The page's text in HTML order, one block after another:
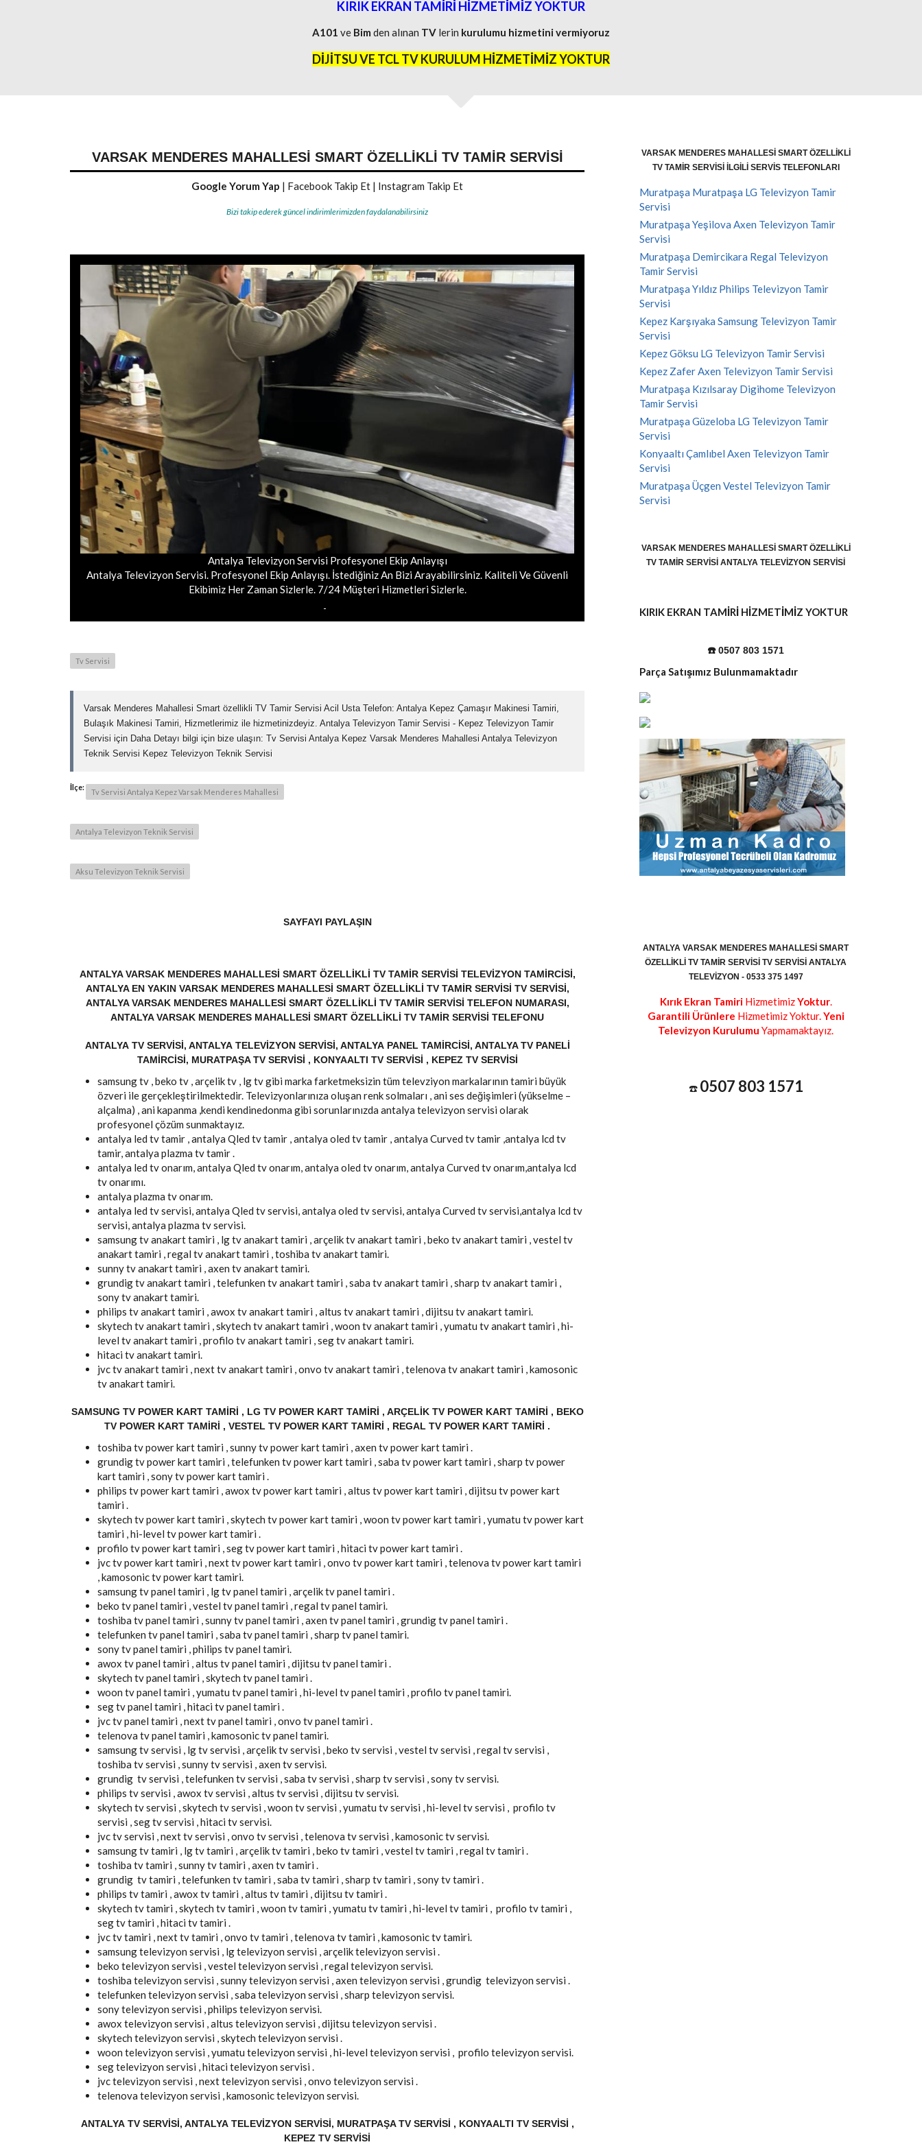
KIRIK EKRAN TAMİRİ HİZMETİMİZ YOKTUR
A101 ve Bim den alınan TV lerin kurulumu hizmetini vermiyoruz
DİJİTSU VE TCL TV KURULUM HİZMETİMİZ YOKTUR
VARSAK MENDERES MAHALLESI SMART ÖZELLIKLI TV TAMIR SERVISI
Google Yorum Yap | Facebook Takip Et | Instagram Takip Et
Bizi takip ederek güncel indirimlerimizden faydalanabilirsiniz
Antalya Televizyon Servisi Profesyonel Ekip Anlayışı
Antalya Televizyon Servisi. Profesyonel Ekip Anlayışı. İstediğiniz An Bizi Arayabilirsiniz. Kaliteli Ve Güvenli
Ekibimiz Her Zaman Sizlerle. 7/24 Müşteri Hizmetleri Sizlerle.
Tv Servisi
Varsak Menderes Mahallesi Smart özellikli TV Tamir Servisi Acil Usta Telefon: Antalya Kepez Çamaşır Makinesi Tamiri,
Bulaşık Makinesi Tamiri, Hizmetlerimiz ile hizmetinizdeyiz. Antalya Televizyon Tamir Servisi - Kepez Televizyon Tamir
Servisi için Daha Detayı bilgi için bize ulaşın: Tv Servisi Antalya Kepez Varsak Menderes Mahallesi Antalya Televizyon
Teknik Servisi Kepez Televizyon Teknik Servisi
İlçe:
Tv Servisi Antalya Kepez Varsak Menderes Mahallesi
Antalya Televizyon Teknik Servisi
Aksu Televizyon Teknik Servisi
SAYFAYI PAYLAŞIN
ANTALYA VARSAK MENDERES MAHALLESI SMART ÖZELLIKLI TV TAMIR SERVISI TELEVIZYON TAMIRCISI,
ANTALYA EN YAKIN VARSAK MENDERES MAHALLESI SMART ÖZELLIKLI TV TAMIR SERVISI TV SERVISI,
ANTALYA VARSAK MENDERES MAHALLESI SMART ÖZELLIKLI TV TAMIR SERVISI TELEFON NUMARASI,
ANTALYA VARSAK MENDERES MAHALLESI SMART ÖZELLIKLI TV TAMIR SERVISI TELEFONU
ANTALYA TV SERVISI, ANTALYA TELEVIZYON SERVISI, ANTALYA PANEL TAMIRCISI, ANTALYA TV PANELI
TAMIRCISI, MURATPAŞA TV SERVISI , KONYAALTI TV SERVISI , KEPEZ TV SERVISI
samsung tv , beko tv , arçelik tv , lg tv gibi marka farketmeksizin tüm televziyon markalarının tamiri büyük
özveri ile gerçekleştirilmektedir. Televizyonlarınıza oluşan renk solmaları , ani ses değişimleri (yükselme –
alçalma) , ani kapanma ,kendi kendinedonma gibi sorunlarınızda antalya televizyon servisi olarak
profesyonel çözüm sunmaktayız.
antalya led tv tamir , antalya Qled tv tamir , antalya oled tv tamir , antalya Curved tv tamir ,antalya lcd tv
tamir, antalya plazma tv tamir .
antalya led tv onarım, antalya Qled tv onarım, antalya oled tv onarım, antalya Curved tv onarım,antalya lcd
tv onarımı.
antalya plazma tv onarım.
antalya led tv servisi, antalya Qled tv servisi, antalya oled tv servisi, antalya Curved tv servisi,antalya lcd tv
servisi, antalya plazma tv servisi.
samsung tv anakart tamiri , lg tv anakart tamiri , arçelik tv anakart tamiri , beko tv anakart tamiri , vestel tv
anakart tamiri , regal tv anakart tamiri , toshiba tv anakart tamiri.
sunny tv anakart tamiri , axen tv anakart tamiri.
grundig tv anakart tamiri , telefunken tv anakart tamiri , saba tv anakart tamiri , sharp tv anakart tamiri ,
sony tv anakart tamiri.
philips tv anakart tamiri , awox tv anakart tamiri , altus tv anakart tamiri , dijitsu tv anakart tamiri.
skytech tv anakart tamiri , skytech tv anakart tamiri , woon tv anakart tamiri , yumatu tv anakart tamiri , hi-
level tv anakart tamiri , profilo tv anakart tamiri , seg tv anakart tamiri.
hitaci tv anakart tamiri.
jvc tv anakart tamiri , next tv anakart tamiri , onvo tv anakart tamiri , telenova tv anakart tamiri , kamosonic
tv anakart tamiri.
SAMSUNG TV POWER KART TAMIRI , LG TV POWER KART TAMIRI , ARÇELIK TV POWER KART TAMIRI , BEKO
TV POWER KART TAMIRI , VESTEL TV POWER KART TAMIRI , REGAL TV POWER KART TAMIRI .
toshiba tv power kart tamiri , sunny tv power kart tamiri , axen tv power kart tamiri .
grundig tv power kart tamiri , telefunken tv power kart tamiri , saba tv power kart tamiri , sharp tv power
kart tamiri , sony tv power kart tamiri .
philips tv power kart tamiri , awox tv power kart tamiri , altus tv power kart tamiri , dijitsu tv power kart
tamiri .
skytech tv power kart tamiri , skytech tv power kart tamiri , woon tv power kart tamiri , yumatu tv power kart
tamiri , hi-level tv power kart tamiri .
profilo tv power kart tamiri , seg tv power kart tamiri , hitaci tv power kart tamiri .
jvc tv power kart tamiri , next tv power kart tamiri , onvo tv power kart tamiri , telenova tv power kart tamiri
, kamosonic tv power kart tamiri.
samsung tv panel tamiri , lg tv panel tamiri , arçelik tv panel tamiri .
beko tv panel tamiri , vestel tv panel tamiri , regal tv panel tamiri.
toshiba tv panel tamiri , sunny tv panel tamiri , axen tv panel tamiri , grundig tv panel tamiri .
telefunken tv panel tamiri , saba tv panel tamiri , sharp tv panel tamiri.
sony tv panel tamiri , philips tv panel tamiri.
awox tv panel tamiri , altus tv panel tamiri , dijitsu tv panel tamiri .
skytech tv panel tamiri , skytech tv panel tamiri .
woon tv panel tamiri , yumatu tv panel tamiri , hi-level tv panel tamiri , profilo tv panel tamiri.
seg tv panel tamiri , hitaci tv panel tamiri .
jvc tv panel tamiri , next tv panel tamiri , onvo tv panel tamiri .
telenova tv panel tamiri , kamosonic tv panel tamiri.
samsung tv servisi , lg tv servisi , arçelik tv servisi , beko tv servisi , vestel tv servisi , regal tv servisi ,
toshiba tv servisi , sunny tv servisi , axen tv servisi.
grundig tv servisi , telefunken tv servisi , saba tv servisi , sharp tv servisi , sony tv servisi.
philips tv servisi , awox tv servisi , altus tv servisi , dijitsu tv servisi.
skytech tv servisi , skytech tv servisi , woon tv servisi , yumatu tv servisi , hi-level tv servisi , profilo tv
servisi , seg tv servisi , hitaci tv servisi.
jvc tv servisi , next tv servisi , onvo tv servisi , telenova tv servisi , kamosonic tv servisi.
samsung tv tamiri , lg tv tamiri , arçelik tv tamiri , beko tv tamiri , vestel tv tamiri , regal tv tamiri .
toshiba tv tamiri , sunny tv tamiri , axen tv tamiri .
grundig tv tamiri , telefunken tv tamiri , saba tv tamiri , sharp tv tamiri , sony tv tamiri .
philips tv tamiri , awox tv tamiri , altus tv tamiri , dijitsu tv tamiri .
skytech tv tamiri , skytech tv tamiri , woon tv tamiri , yumatu tv tamiri , hi-level tv tamiri , profilo tv tamiri ,
seg tv tamiri , hitaci tv tamiri .
jvc tv tamiri , next tv tamiri , onvo tv tamiri , telenova tv tamiri , kamosonic tv tamiri.
samsung televizyon servisi , lg televizyon servisi , arçelik televizyon servisi .
beko televizyon servisi , vestel televizyon servisi , regal televizyon servisi.
toshiba televizyon servisi , sunny televizyon servisi , axen televizyon servisi , grundig televizyon servisi .
telefunken televizyon servisi , saba televizyon servisi , sharp televizyon servisi.
sony televizyon servisi , philips televizyon servisi.
awox televizyon servisi , altus televizyon servisi , dijitsu televizyon servisi .
skytech televizyon servisi , skytech televizyon servisi .
woon televizyon servisi , yumatu televizyon servisi , hi-level televizyon servisi , profilo televizyon servisi.
seg televizyon servisi , hitaci televizyon servisi .
jvc televizyon servisi , next televizyon servisi , onvo televizyon servisi .
telenova televizyon servisi , kamosonic televizyon servisi.
ANTALYA TV SERVISI, ANTALYA TELEVIZYON SERVISI, MURATPAŞA TV SERVISI , KONYAALTI TV SERVISI ,
KEPEZ TV SERVISI
VARSAK MENDERES MAHALLESI SMART ÖZELLIKLI
TV TAMIR SERVISI İLGILI SERVIS TELEFONLARI
Muratpaşa Muratpaşa LG Televizyon Tamir
Servisi
Muratpaşa Yeşilova Axen Televizyon Tamir
Servisi
Muratpaşa Demircikara Regal Televizyon
Tamir Servisi
Muratpaşa Yıldız Philips Televizyon Tamir
Servisi
Kepez Karşıyaka Samsung Televizyon Tamir
Servisi
Kepez Göksu LG Televizyon Tamir Servisi
Kepez Zafer Axen Televizyon Tamir Servisi
Muratpaşa Kızılsaray Digihome Televizyon
Tamir Servisi
Muratpaşa Güzeloba LG Televizyon Tamir
Servisi
Konyaaltı Çamlıbel Axen Televizyon Tamir
Servisi
Muratpaşa Üçgen Vestel Televizyon Tamir
Servisi
VARSAK MENDERES MAHALLESI SMART ÖZELLIKLI
TV TAMIR SERVISI ANTALYA TELEVIZYON SERVISI
KIRIK EKRAN TAMİRİ HİZMETİMİZ YOKTUR
☎️ 0507 803 1571
Parça Satışımız Bulunmamaktadır
ANTALYA VARSAK MENDERES MAHALLESI SMART
ÖZELLIKLI TV TAMIR SERVISI TV SERVISI ANTALYA
TELEVIZYON - 0533 375 1497
Kırık Ekran TamiriHizmetimizYoktur.
Garantili Ürünlere Hizmetimiz Yoktur.Yeni
Televizyon Kurulumu Yapmamaktayız.
☎️ 0507 803 1571